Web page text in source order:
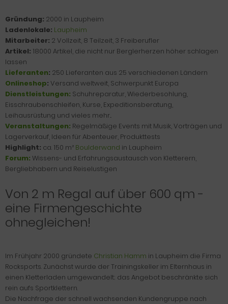
Gründung: 2000 in Laupheim
Ladenlokale: Laupheim
Mitarbeiter: 2 Vollzeit, 8 Teilzeit, 3 Freiberufler
Artikel: 18000 Artikel, die nicht nur Berglerherzen höher schlagen
lassen
Lieferanten: 250 Lieferanten aus 25 verschiedenen Ländern
Onlineshop: Versand weltweit, Schwerpunkt Europa
Dienstleistungen: Schuhreparatur, Wiederbesohlung,
Eisschraubenschleifen, Kurse, Expeditionsberatung,
Leihausrüstung und vieles mehr...
Veranstaltungen: Regelmäßige Events mit Musik, Vorträgen und
Lagerverkauf, Ideen für Abenteuer, Produkttests
Highlight: ca. 150 m² Boulderwand in Laupheim
Forum: Wissens- und Erfahrungsaustausch von Kletterern,
Bergliebhabern und Reiselustigen
Von 2 m Regal auf über 600 qm -
eine Firmengeschichte
ohnegleichen!
Im Frühjahr 2000 gründete Christian Hamm in Laupheim die Firma
Rocksports. Zunächst wurde der Trainingskeller im Elternhaus in
einen Kletterladen umgewandelt; das Angebot beschränkte sich
rein aufs Sportklettern.
Die Nachfrage der schnell wachsenden Kundengruppe nach